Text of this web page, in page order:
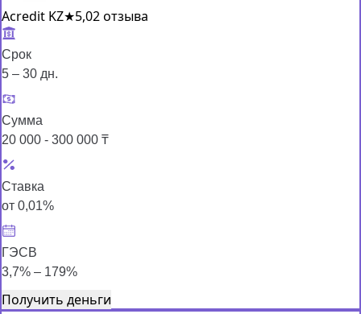
Acredit KZ★5,02 отзыва
Срок
5 – 30 дн.
Сумма
20 000 - 300 000 ₸
Ставка
от 0,01%
ГЭСВ
3,7% – 179%
Получить деньги